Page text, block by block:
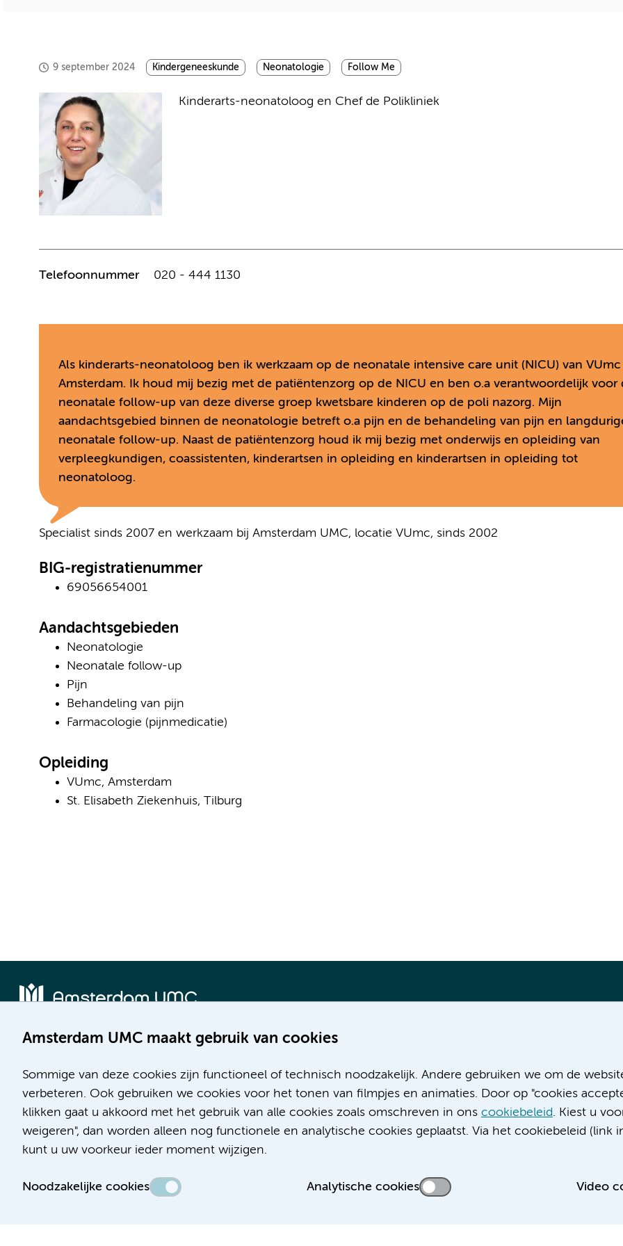
9 september 2024 Kindergeneeskunde Neonatologie Follow Me
Kinderarts-neonatoloog en Chef de Polikliniek
Telefoonnummer 020 - 444 1130
Als kinderarts-neonatoloog ben ik werkzaam op de neonatale intensive care unit (NICU) van
Amsterdam. Ik houd mij bezig met de patiëntenzorg op de NICU en ben o.a verantwoordelijk voor
neonatale follow-up van deze diverse groep kwetsbare kinderen op de poli nazorg. Mijn
aandachtsgebied binnen de neonatologie betreft o.a pijn en de behandeling van pijn en
neonatale follow-up. Naast de patiëntenzorg houd ik mij bezig met onderwijs en opleiding van
verpleegkundigen, coassistenten, kinderartsen in opleiding en kinderartsen in opleiding tot
neonatoloog.
Specialist sinds 2007 en werkzaam bij Amsterdam UMC, locatie VUmc, sinds 2002
BIG-registratienummer
69056654001
Aandachtsgebieden
Neonatologie
Neonatale follow-up
Pijn
Behandeling van pijn
Farmacologie (pijnmedicatie)
Opleiding
VUmc, Amsterdam
St. Elisabeth Ziekenhuis, Tilburg
Amsterdam UMC maakt gebruik van cookies
Sommige van deze cookies zijn functioneel of technisch noodzakelijk. Andere gebruiken we om de
verbeteren. Ook gebruiken we cookies voor het tonen van filmpjes en animaties. Door op "cookies
klikken gaat u akkoord met het gebruik van alle cookies zoals omschreven in ons cookiebeleid. Kiest u
weigeren", dan worden alleen nog functionele en analytische cookies geplaatst. Via het cookiebeleid (link
kunt u uw voorkeur ieder moment wijzigen.
Noodzakelijke cookies Analytische cookies Video
Meibergdreef 9
1105 AZ Amsterdam
Telefoon:
(020) 566 9111
Route en parkeren
De Boelelaan 1117
1081 HV Amsterdam
(020) 444 4444
Route en parkeren
Werken bij Amsterdam UMC
Over Amsterdam UMC
Nieuws
Research